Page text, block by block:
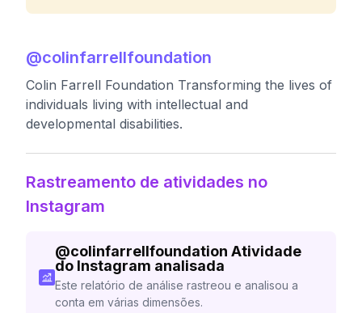
@colinfarrellfoundation
Colin Farrell Foundation Transforming the lives of
individuals living with intellectual and
developmental disabilities.
Rastreamento de atividades no
Instagram
@colinfarrellfoundation Atividade
do Instagram analisada
Este relatório de análise rastreou e analisou a
conta em várias dimensões.